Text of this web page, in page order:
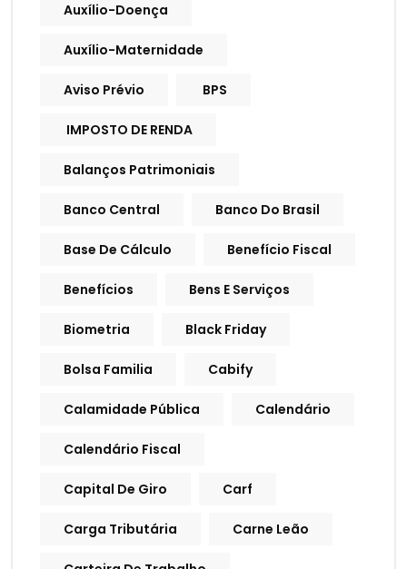
Auxílio-Doença
Auxílio-Maternidade
Aviso Prévio BPS
IMPOSTO DE RENDA
Balanços Patrimoniais
Banco Central Banco Do Brasil
Base De Cálculo Benefício Fiscal
Benefícios Bens E Serviços
Biometria Black Friday
Bolsa Familia Cabify
Calamidade Pública Calendário
Calendário Fiscal
Capital De Giro Carf
Carga Tributária Carne Leão